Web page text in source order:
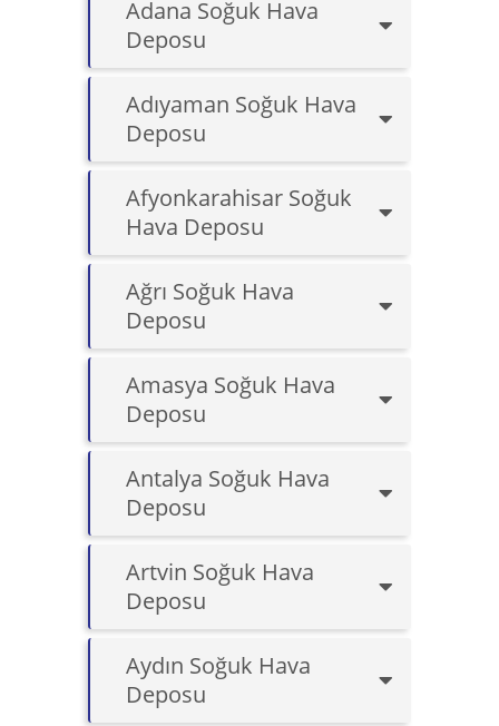
Adana Soğuk Hava
Deposu
Adıyaman Soğuk Hava
Deposu
Afyonkarahisar Soğuk
Hava Deposu
Ağrı Soğuk Hava
Deposu
Amasya Soğuk Hava
Deposu
Antalya Soğuk Hava
Deposu
Artvin Soğuk Hava
Deposu
Aydın Soğuk Hava
Deposu